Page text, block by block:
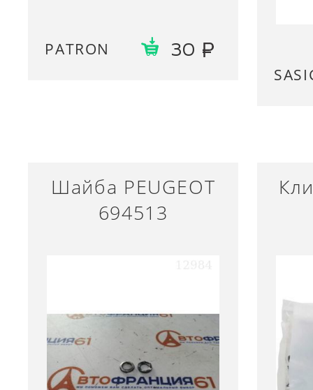
PATRON 30
Шайба PEUGEOT
694513